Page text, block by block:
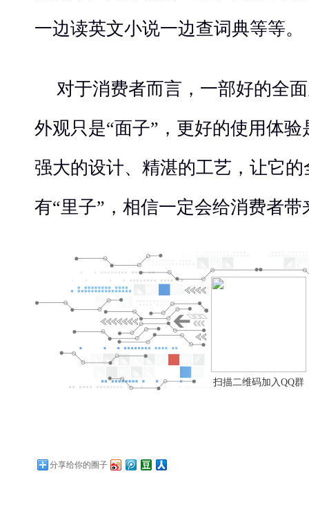
一边读英文小说一边查词典等等。
对于消费者而言，一部好的全
外观只是“面子”，更好的使用体验
强大的设计、精湛的工艺，让它
有“里子”，相信一定会给消费者带
扫描二维码加入QQ群
分享给你的圈子